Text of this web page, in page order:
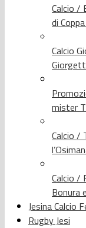
Calcio /
di
Calcio
mister
Calcio
Calcio /
Bonura
Jesina Calcio
Rugby Jesi